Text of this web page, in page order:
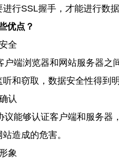
进行SSL握手，才能进行数据
优点？
全
户端浏览器和网站服务器之
和窃取，数据安全性得到明
认
议能够认证客户端和服务器
造成的危害。
象